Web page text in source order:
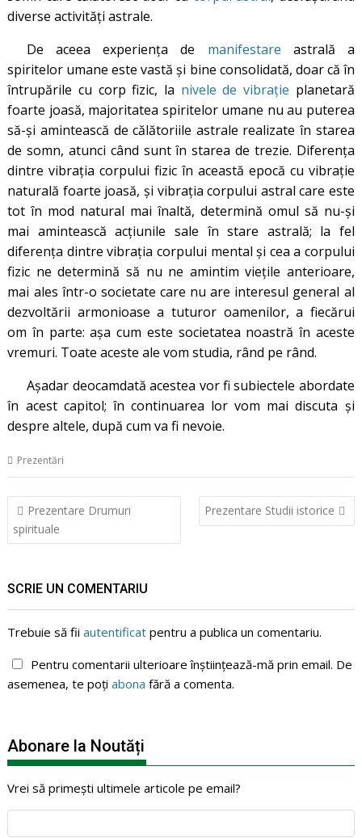
diverse activități astrale.
De aceea experiența de manifestare astrală a
spiritelor umane este vastă și bine consolidată, doar că în
întrupările cu corp fizic, la nivele de vibrație planetară
foarte joasă, majoritatea spiritelor umane nu au puterea
să-și amintească de călătoriile astrale realizate în starea
de somn, atunci când sunt în starea de trezie. Diferența
dintre vibrația corpului fizic în această epocă cu vibrație
naturală foarte joasă, și vibrația corpului astral care este
tot în mod natural mai înaltă, determină omul să nu-și
mai amintească acțiunile sale în stare astrală; la fel
diferența dintre vibrația corpului mental și cea a corpului
fizic ne determină să nu ne amintim viețile anterioare,
mai ales într-o societate care nu are interesul general al
dezvoltării armonioase a tuturor oamenilor, a fiecărui
om în parte: așa cum este societatea noastră în aceste
vremuri. Toate aceste ale vom studia, rând pe rând.
Așadar deocamdată acestea vor fi subiectele abordate
în acest capitol; în continuarea lor vom mai discuta și
despre altele, după cum va fi nevoie.
Prezentări
Navigare
în
articole
Prezentare Drumuri
spirituale
Prezentare Studii istorice
SCRIE UN COMENTARIU
Trebuie să fiiautentificat pentru a publica un comentariu.
Pentru comentarii ulterioare înștiințează-mă prin email. De
asemenea, te poțiabona fără a comenta.
Abonare la Noutăți
Vrei să primești ultimele articole pe email?